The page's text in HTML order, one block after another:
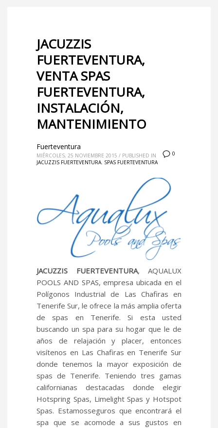
JACUZZIS
FUERTEVENTURA,
VENTA SPAS
FUERTEVENTURA,
INSTALACIÓN,
MANTENIMIENTO
0
Fuerteventura
MIÉRCOLES, 25 NOVIEMBRE 2015 / PUBLISHED IN
JACUZZIS FUERTEVENTURA, SPAS FUERTEVENTURA
JACUZZIS FUERTEVENTURA, AQUALUX
POOLS AND SPAS, empresa ubicada en el
Polígonos Industrial de Las Chafiras en
Tenerife Sur, le ofrece la más amplia oferta
de spas en Tenerife. Si esta usted
buscando un spa para su hogar que le de
años de relajación y placer, entonces
visítenos en Las Chafiras en Tenerife Sur
donde tenemos la mayor exposición de
spas de Tenerife. Teniendo tres gamas
californianas destacadas donde elegir
Hotspring Spas, Limelight Spas y Hotspot
Spas. Estamosseguros que encontrará el
spa que se acomode a sus gustos en